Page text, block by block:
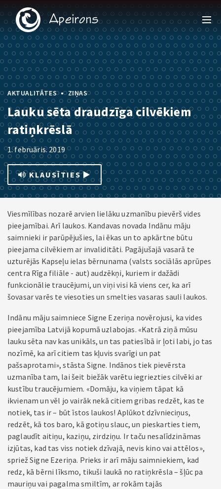
AKTUALITĀTES • ZIŅAS
Lauku sēta draudzīga cilvēkiem
ratiņkrēslā
1. februāris. 2019
KLAUSĪTIES
Viesmīlības nozarē arvien lielāku uzmanību pievērš vides
pieejamībai. Arī laukos. Kandavas novada Indānu māju
saimnieki ir parūpējušies, lai ēkas un to apkārtne būtu
pieejama cilvēkiem ar invaliditāti. Pagājušajā vasarā te
uzturējās Kapseļu ielas bērnunama (valsts sociālās aprūpes
centra Rīga filiāle - aut) audzēkņi, kuriem ir dažādi
funkcionālie traucējumi, un viņi visi kā viens cer, ka arī
šovasar varēs te viesoties un smelties vasaras sauli laukos.
Indānu māju saimniece Signe Ezeriņa novērojusi, ka vides
pieejamība Latvijā kopumā uzlabojas. «Katrā ziņā mūsu
lauku sēta nav kas unikāls, un tas patiesībā ir ļoti labi, jo tas
nozīmē, ka arī citiem tas kļuvis svarīgi un pat
pašsaprotami», stāsta Signe. Indānos tiek pievērsta
uzmanība tam, lai šeit biežāk varētu iegriezties cilvēki ar
kustību traucējumiem. «Domāju, ka viņiem tāpat kā
ikvienam un vēl jo vairāk nekā citiem gribas redzēt, kas te
notiek, tas ir – būt īstos laukos! Aplūkot dzīvnieciņus,
redzēt, kā tos baro, kā gotiņu slauc, un pieskarties tiem,
paglaudīt aitiņu, kaziņu, zirdziņu. Ir taču nesalīdzināmas
izjūtas, kad tas viss notiek dzīvajā, nevis kino vai attēlos»,
spriež Signe Ezeriņa. Prieks ir arī māju saimniekiem, kad
redz, kā bērni līksmo, tikuši laukā no ratiņkrēsla – šļūc pa
mauriņu vai pagalma smiltīm, ar rokām tajās